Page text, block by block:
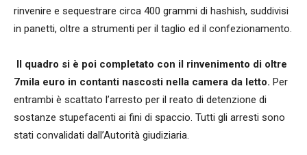
rinvenire e sequestrare circa 400 grammi di hashish, suddivisi
in panetti, oltre a strumenti per il taglio ed il confezionamento.
Il quadro si è poi completato con il rinvenimento di oltre
7mila euro in contanti nascosti nella camera da letto. Per
entrambi è scattato l’arresto per il reato di detenzione di
sostanze stupefacenti ai fini di spaccio. Tutti gli arresti sono
stati convalidati dall’Autorità giudiziaria.